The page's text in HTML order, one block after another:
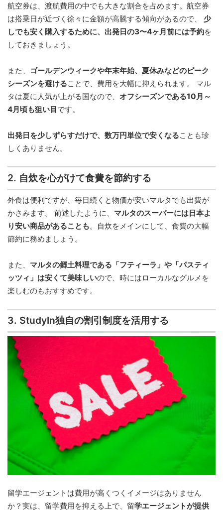
航空券は、渡航費用の中でも大きな割合を占めます。航空券
は搭乗日が近づく徐々に金額が高騰する傾向があるので、 少
しでも安く購入するために、出発日の3〜4ヶ月前には予約を
しておきましょう。
また、
ゴールデンウィークや年末年始、夏休みなどのピーク
シーズンを避けることで、費用を大幅に抑えられます。 マル
タは夏に人気が上がる国なので、 オフシーズンである10月～
4月頃も狙い目です。
出発日を少しずらすだけで、数万円単位で安くなることも珍
しくありません。
2. 自炊を心がけて食費を節約する
外食は便利ですが、毎日続くと物価が安いマルタでも出費が
かさみます。 前述したように、 マルタのスーパーには日本よ
り安い商品があることも。自炊をメインにして、食費の大幅
節約に務めましょう。
また、 マルタの郷土料理である「フティーラ」や「パスティ
ッツィ」は安くて美味しいので、時にはローカルなグルメを
楽しむのもおすすめです。
3. StudyIn独自の割引制度を活用する
留学エージェントは費用が高くつくイメージはありません
か？実は、留学費用を抑える上で、留学エージェントが提供